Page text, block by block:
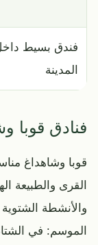
فندق بسيط
المدينة
فنادق قوبا
قوبا وشاهداغ
القرى والطبيعة
والأنشطة
الموسم: في